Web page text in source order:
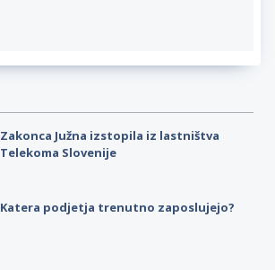
Zakonca Južna izstopila iz lastništva
Telekoma Slovenije
Katera podjetja trenutno zaposlujejo?